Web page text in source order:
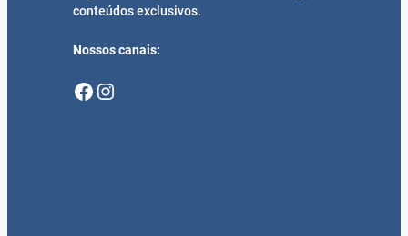
conteúdos exclusivos.
Nossos canais:
Facebook Instagram